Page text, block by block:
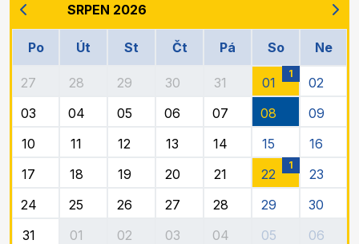
SRPEN 2026
Po Út St Čt Pá So Ne
27 28 29 30 31 01
1
02
03
04 05 06 07 08
09
10
11 12 13 14 15
16
17
18 19 20 21 22
1
23
24
25 26 27 28 29
30
31
01 02 03 04 05
06